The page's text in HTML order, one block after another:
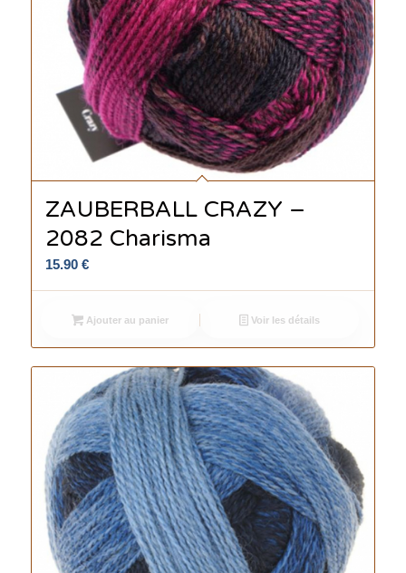
ZAUBERBALL CRAZY –
2082 Charisma
15.90 €
Ajouter au panier Voir les détails